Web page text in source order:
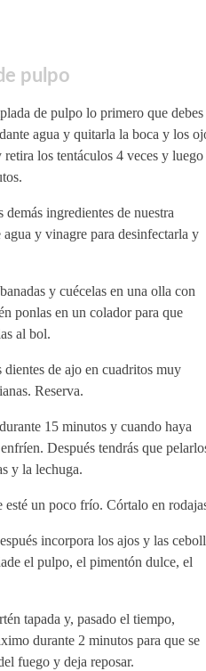
pulpo
de pulpo lo primero que debes
agua y quitarla la boca y los
los tentáculos 4 veces y luego
ingredientes de nuestra
y vinagre para desinfectarla y
y cuécelas en una olla con
ponlas en un colador para que
al bol.
de ajo en cuadritos muy
Reserva.
15 minutos y cuando haya
Después tendrás que
y la lechuga.
esté un poco frío. Córtalo en
incorpora los ajos y las
el pulpo, el pimentón dulce, el
tapada y, pasado el tiempo,
durante 2 minutos para que se
fuego y deja reposar.